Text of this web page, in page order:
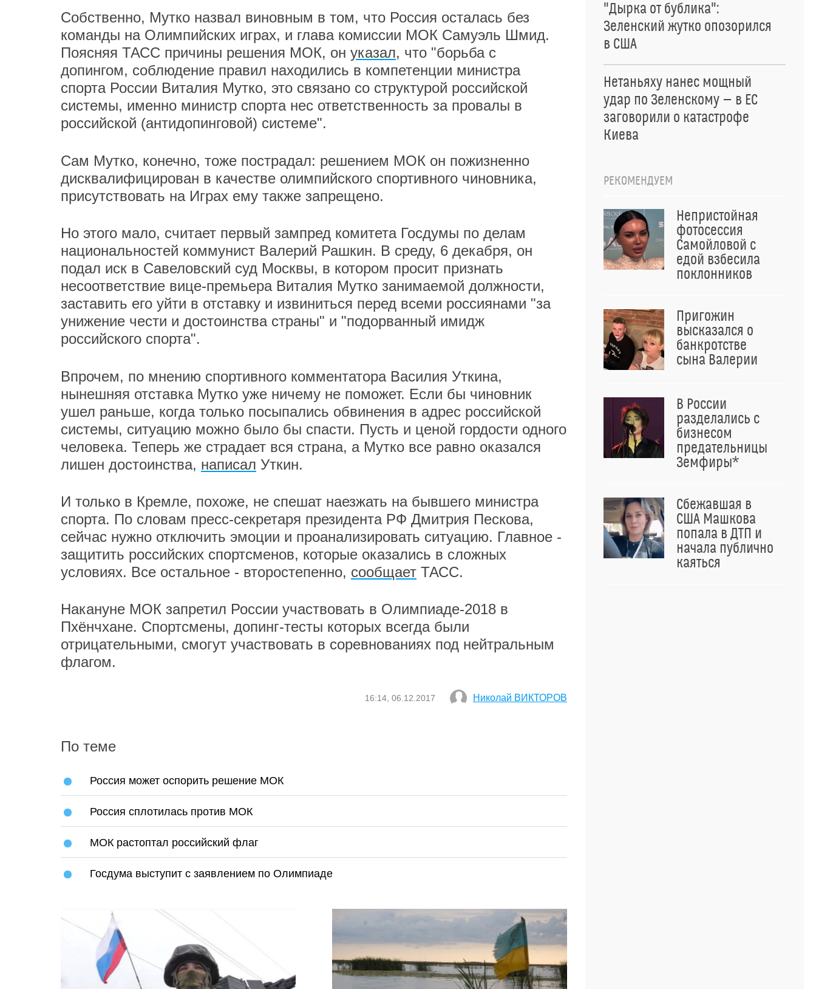
Собственно, Мутко назвал виновным в том, что Россия осталась без
команды на Олимпийских играх, и глава комиссии МОК Самуэль Шмид.
Поясняя ТАСС причины решения МОК, он указал, что "борьба с
допингом, соблюдение правил находились в компетенции министра
спорта России Виталия Мутко, это связано со структурой российской
системы, именно министр спорта нес ответственность за провалы в
российской (антидопинговой) системе".
Сам Мутко, конечно, тоже пострадал: решением МОК он пожизненно
дисквалифицирован в качестве олимпийского спортивного чиновника,
присутствовать на Играх ему также запрещено.
Но этого мало, считает первый зампред комитета Госдумы по делам
национальностей коммунист Валерий Рашкин. В среду, 6 декабря, он
подал иск в Савеловский суд Москвы, в котором просит признать
несоответствие вице-премьера Виталия Мутко занимаемой должности,
заставить его уйти в отставку и извиниться перед всеми россиянами "за
унижение чести и достоинства страны" и "подорванный имидж
российского спорта".
Впрочем, по мнению спортивного комментатора Василия Уткина,
нынешняя отставка Мутко уже ничему не поможет. Если бы чиновник
ушел раньше, когда только посыпались обвинения в адрес российской
системы, ситуацию можно было бы спасти. Пусть и ценой гордости одного
человека. Теперь же страдает вся страна, а Мутко все равно оказался
лишен достоинства, написал Уткин.
И только в Кремле, похоже, не спешат наезжать на бывшего министра
спорта. По словам пресс-секретаря президента РФ Дмитрия Пескова,
сейчас нужно отключить эмоции и проанализировать ситуацию. Главное -
защитить российских спортсменов, которые оказались в сложных
условиях. Все остальное - второстепенно, сообщает ТАСС.
Накануне МОК запретил России участвовать в Олимпиаде-2018 в
Пхёнчхане. Спортсмены, допинг-тесты которых всегда были
отрицательными, смогут участвовать в соревнованиях под нейтральным
флагом.
16:14, 06.12.2017 Николай ВИКТОРОВ
По теме
Россия может оспорить решение МОК
Россия сплотилась против МОК
МОК растоптал российский флаг
Госдума выступит с заявлением по Олимпиаде
"Дырка от бублика":
Зеленский жутко опозорился
в США
Нетаньяху нанес мощный
удар по Зеленскому — в ЕС
заговорили о катастрофе
Киева
РЕКОМЕНДУЕМ
Непристойная
фотосессия
Самойловой с
едой взбесила
поклонников
Пригожин
высказался о
банкротстве
сына Валерии
В России
разделались с
бизнесом
предательницы
Земфиры*
Сбежавшая в
США Машкова
попала в ДТП и
начала публично
каяться